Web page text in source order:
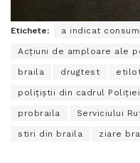
Etichete: a indicat
Acțiuni de amploare ale
braila drugtest
polițiștii din cadrul
probraila Serviciului
stiri din braila ziare